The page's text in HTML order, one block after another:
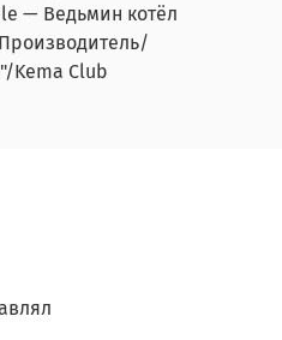
— Ведьмин котёл
Kema Club